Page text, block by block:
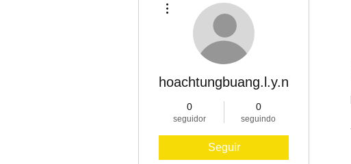
hoachtungbuang.l.y.nh
0
seguidor
0
seguindo
Seguir